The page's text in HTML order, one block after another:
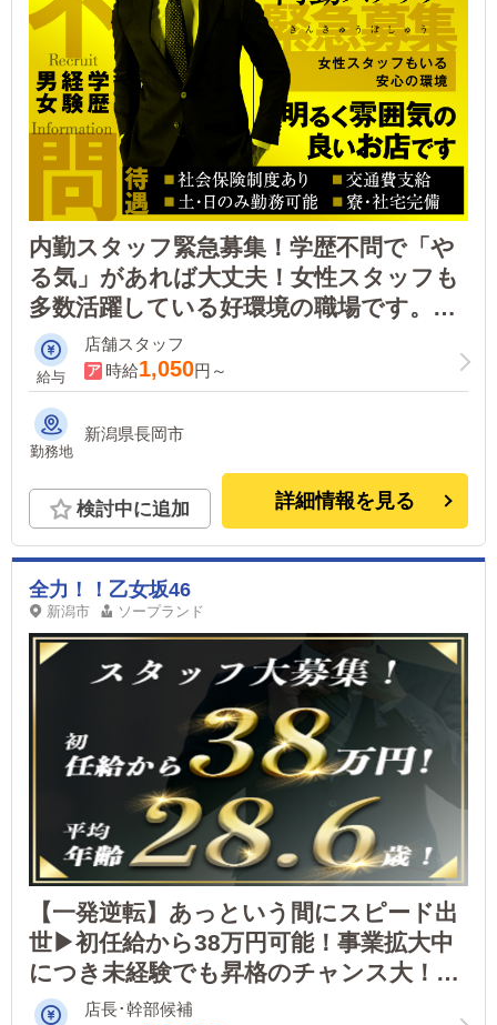
内勤スタッフ緊急募集！学歴不問で「や
る気」があれば大丈夫！女性スタッフも
多数活躍している好環境の職場です。長
岡エリアの大手老舗店だから安心！
給与
店舗スタッフ
時給1,050円～
勤務地
新潟県長岡市
検討中に追加 詳細情報を見る
全力！！乙女坂46
新潟市 ソープランド
【一発逆転】あっという間にスピード出
世▶初任給から38万円可能！事業拡大中
につき未経験でも昇格のチャンス大！ア
ルバイトも同時募集
店長･幹部候補